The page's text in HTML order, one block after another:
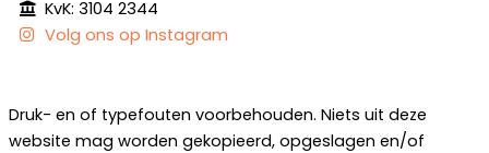
KvK: 3104 2344
Volg ons op Instagram
Druk- en of typefouten voorbehouden. Niets uit deze
website mag worden gekopieerd, opgeslagen en/of